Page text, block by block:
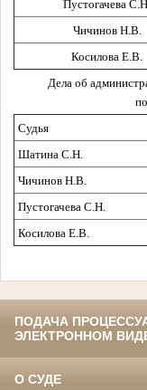
Пустогачева С.Н.
Чичинов Н.В.
Косилова Е.В.
Дела об
Судья
Шатина С.Н.
Чичинов Н.В.
Пустогачева С.Н.
Косилова Е.В.
ПОДАЧА
ЭЛЕКТРОННОМ
О СУДЕ